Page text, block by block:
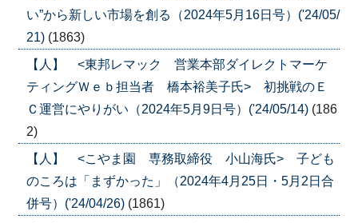
い”から新しい市場を創る（2024年5月16日号）('24/05/
21) (1863)
【人】 <東邦レマック 営業本部ダイレクトマーケ
ティングＷｅｂ担当者 橋本裕美子氏> 初挑戦のＥ
Ｃ運営にやりがい（2024年5月9日号）('24/05/14) (186
2)
【人】 <こやま園 専務取締役 小山海氏> 子ども
のころは「まずかった」（2024年4月25日・5月2日合
併号）('24/04/26) (1861)